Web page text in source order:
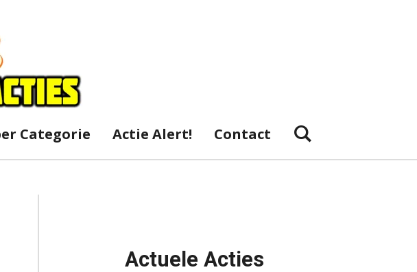
Categorie Actie Alert! Contact
Actuele Acties